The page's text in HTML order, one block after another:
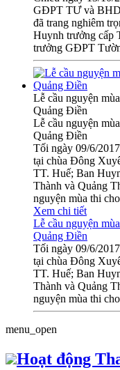
GĐPT TƯ và
đã trang nghiêm
Huynh trưởng cấp
trưởng GĐPT
Lễ cầu nguyện
Quảng Điền
Lễ cầu nguyện
Quảng Điền
Tối ngày 09/6/
tại chùa Đông
TT. Huế; Ban
Thành và Quảng
nguyện mùa thi
Xem chi tiết
Lễ cầu nguyện
Quảng Điền
Tối ngày 09/6/
tại chùa Đông
TT. Huế; Ban
Thành và Quảng
nguyện mùa thi
menu_open
Hoạt động